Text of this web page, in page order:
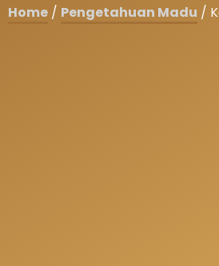
Home / Pengetahuan Madu /